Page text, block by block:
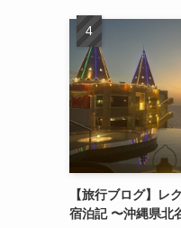
【旅行ブログ】レ
宿泊記 〜沖縄県北